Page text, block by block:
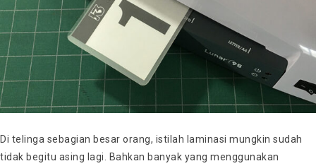
Di telinga sebagian besar orang, istilah laminasi mungkin sudah
tidak begitu asing lagi. Bahkan banyak yang menggunakan